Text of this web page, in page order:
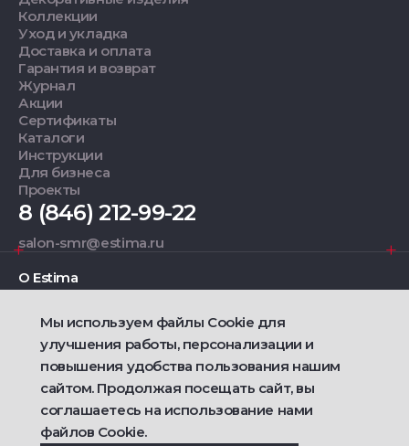
Коллекции
Уход и укладка
Доставка и оплата
Гарантия и возврат
Журнал
Акции
Сертификаты
Каталоги
Инструкции
Для бизнеса
Проекты
8 (846) 212-99-22
salon-smr@estima.ru
О Estima
Дизайнерам
Фирменные салоны
2021 — 2026 © Estima
Политика конфиденциальности
Мы используем файлы Cookie для
улучшения работы, персонализации и
повышения удобства пользования нашим
сайтом. Продолжая посещать сайт, вы
соглашаетесь на использование нами
файлов Cookie.